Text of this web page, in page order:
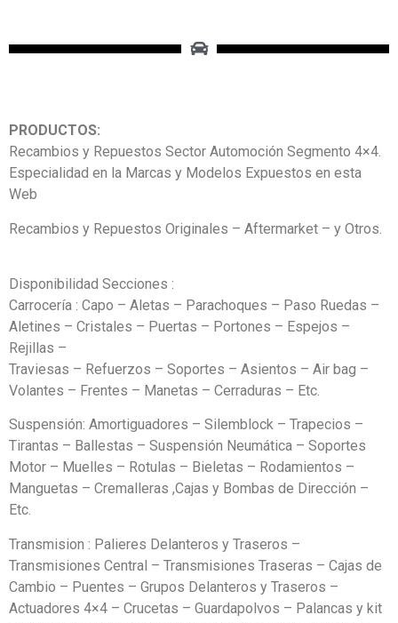
PRODUCTOS:
Recambios y Repuestos Sector Automoción Segmento 4×4.
Especialidad en la Marcas y Modelos Expuestos en esta
Web
Recambios y Repuestos Originales – Aftermarket – y Otros.
Disponibilidad Secciones :
Carrocería : Capo – Aletas – Parachoques – Paso Ruedas –
Aletines – Cristales – Puertas – Portones – Espejos –
Rejillas –
Traviesas – Refuerzos – Soportes – Asientos – Air bag –
Volantes – Frentes – Manetas – Cerraduras – Etc.
Suspensión: Amortiguadores – Silemblock – Trapecios –
Tirantas – Ballestas – Suspensión Neumática – Soportes
Motor – Muelles – Rotulas – Bieletas – Rodamientos –
Manguetas – Cremalleras ,Cajas y Bombas de Dirección –
Etc.
Transmision : Palieres Delanteros y Traseros –
Transmisiones Central – Transmisiones Traseras – Cajas de
Cambio – Puentes – Grupos Delanteros y Traseros –
Actuadores 4×4 – Crucetas – Guardapolvos – Palancas y kit